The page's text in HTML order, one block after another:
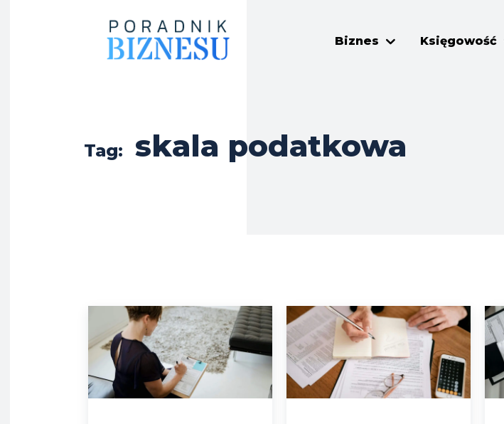
Biznes Księgowość
Tag: skala podatkowa